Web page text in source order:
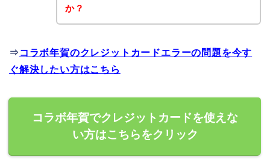
か？
⇒ コラボ年賀のクレジットカードエラーの問題を今す
ぐ解決したい方はこちら
コラボ年賀でクレジットカードを使えな
い方はこちらをクリック